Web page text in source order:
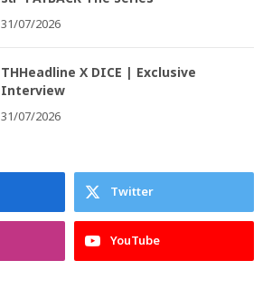
31/07/2026
THHeadline X DICE | Exclusive
Interview
31/07/2026
Twitter
YouTube